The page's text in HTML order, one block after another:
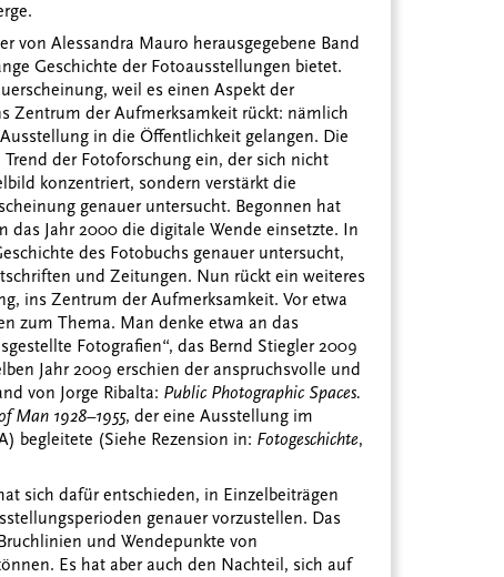
von Alessandra Mauro herausgegebene Band
Geschichte der Fotoausstellungen bietet.
weil es einen Aspekt der
Zentrum der Aufmerksamkeit rückt: nämlich
in die Öffentlichkeit gelangen. Die
der Fotoforschung ein, der sich nicht
konzentriert, sondern verstärkt die
genauer untersucht. Begonnen hat
Jahr 2000 die digitale Wende einsetzte. In
des Fotobuchs genauer untersucht,
und Zeitungen. Nun rückt ein weiteres
ins Zentrum der Aufmerksamkeit. Vor etwa
zum Thema. Man denke etwa an das
Fotografien“, das Bernd Stiegler 2009
Jahr 2009 erschien der anspruchsvolle und
von Jorge Ribalta: Public Photographic Spaces.
Man 1928–1955, der eine Ausstellung im
begleitete (Siehe Rezension in: Fotogeschichte,
sich dafür entschieden, in Einzelbeiträgen
genauer vorzustellen. Das
und Wendepunkte von
Es hat aber auch den Nachteil, sich auf